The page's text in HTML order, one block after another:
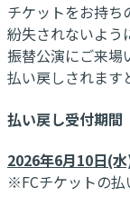
チケットをお持ち
紛失されないよう
振替公演にご来場
払い戻しされます
払い戻し受付期間
2026年6月10日(
※FCチケットの払